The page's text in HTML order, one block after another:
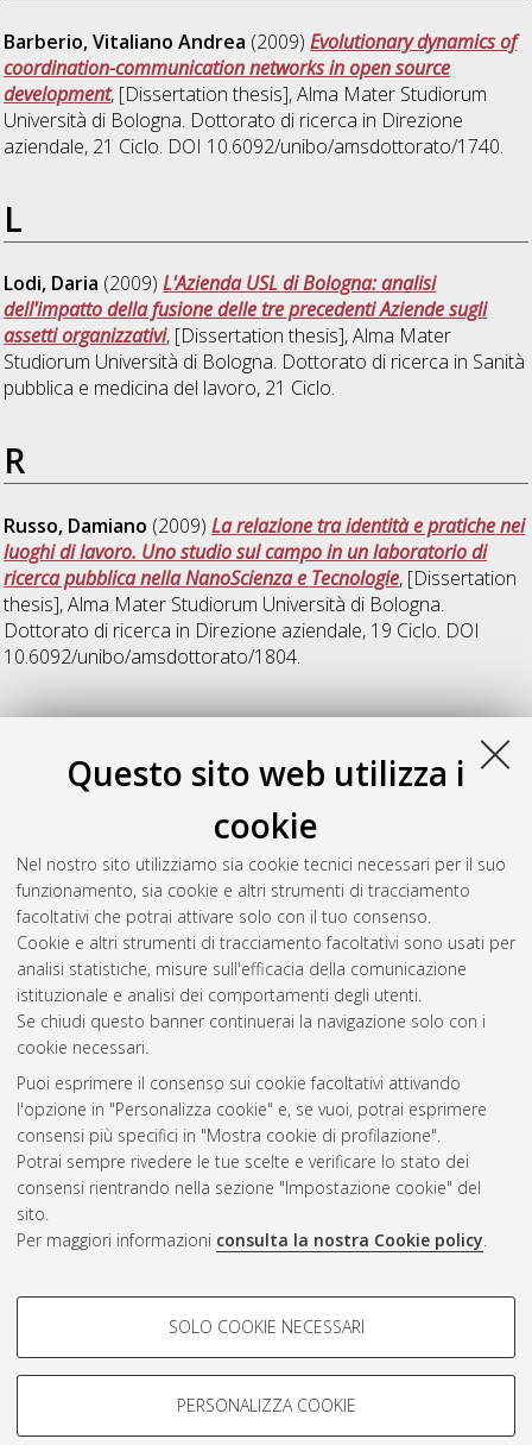
Questo sito web utilizza i
cookie
Nel nostro sito utilizziamo sia cookie tecnici necessari per il suo
funzionamento, sia cookie e altri strumenti di tracciamento
facoltativi che potrai attivare solo con il tuo consenso.
Cookie e altri strumenti di tracciamento facoltativi sono usati per
analisi statistiche, misure sull'efficacia della comunicazione
istituzionale e analisi dei comportamenti degli utenti.
Se chiudi questo banner continuerai la navigazione solo con i
cookie necessari.
Puoi esprimere il consenso sui cookie facoltativi attivando
l'opzione in "Personalizza cookie" e, se vuoi, potrai esprimere
consensi più specifici in "Mostra cookie di profilazione".
Potrai sempre rivedere le tue scelte e verificare lo stato dei
consensi rientrando nella sezione "Impostazione cookie" del
sito.
Per maggiori informazioni consulta la nostra Cookie policy.
COOKIE DI PROFILAZIONE -
Si tratta di cookie utilizzati per analizzare le caratteristiche della
navigazione degli utenti, creare profili in base al loro comportamento
SOLO COOKIE NECESSARI
PERSONALIZZA COOKIE
Barberio, Vitaliano Andrea (2009)Evolutionary dynamics of
coordination-communication networks in open source
development, [Dissertation thesis], Alma Mater Studiorum
Università di Bologna. Dottorato di ricerca in Direzione
aziendale, 21 Ciclo. DOI 10.6092/unibo/amsdottorato/1740.
L
Lodi, Daria (2009)L'Azienda USL di Bologna: analisi
dell'impatto della fusione delle tre precedenti Aziende sugli
assetti organizzativi, [Dissertation thesis], Alma Mater
Studiorum Università di Bologna. Dottorato di ricerca in Sanità
pubblica e medicina del lavoro, 21 Ciclo.
R
Russo, Damiano (2009)La relazione tra identità e pratiche nei
luoghi di lavoro. Uno studio sul campo in un laboratorio di
ricerca pubblica nella NanoScienza e Tecnologie, [Dissertation
thesis], Alma Mater Studiorum Università di Bologna.
Dottorato di ricerca in Direzione aziendale, 19 Ciclo. DOI
10.6092/unibo/amsdottorato/1804.
S
Sguera, Francesco(2009)The social construction of
cooperation: exchange, identification and collective intentions
, [Dissertation thesis], Alma Mater
Studiorum Università di Bologna. Dottorato di ricerca in
Direzione aziendale, 20 Ciclo.
Questa lista e' stata generata il Thu Aug 6 20:39:34 2026
Atom
Rss 1.0
Rss 2.0
ISSN: 2038-7946
Impostazioni Cookie
Informativa sulla privacy
Condizioni d’uso del sito